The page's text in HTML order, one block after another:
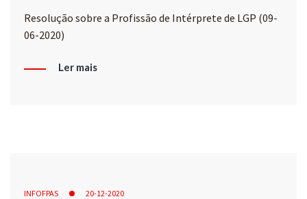
Resolução sobre a Profissão de Intérprete de LGP (09-
06-2020)
Ler mais
INFOFPAS 20-12-2020